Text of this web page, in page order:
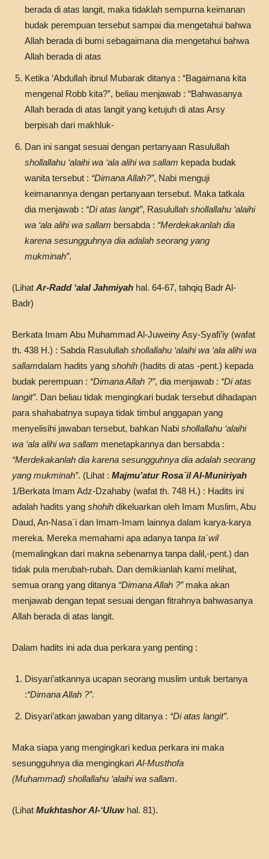
berada di atas langit, maka tidaklah sempurna keimanan
budak perempuan tersebut sampai dia mengetahui bahwa
Allah berada di bumi sebagaimana dia mengetahui bahwa
Allah berada di atas
Ketika ‘Abdullah ibnul Mubarak ditanya : “Bagaimana kita
mengenal Robb kita?”, beliau menjawab : “Bahwasanya
Allah berada di atas langit yang ketujuh di atas Arsy
berpisah dari makhluk-
Dan ini sangat sesuai dengan pertanyaan Rasulullah
shollallahu ‘alaihi wa ‘ala alihi wa sallam kepada budak
wanita tersebut : “Dimana Allah?”, Nabi menguji
keimanannya dengan pertanyaan tersebut. Maka tatkala
dia menjawab : “Di atas langit”, Rasulullah shollallahu ‘alaihi
wa ‘ala alihi wa sallam bersabda : “Merdekakanlah dia
karena sesungguhnya dia adalah seorang yang
mukminah”.
(Lihat Ar-Radd ‘alal Jahmiyah hal. 64-67, tahqiq Badr Al-
Badr)
Berkata Imam Abu Muhammad Al-Juweiny Asy-Syafi’iy (wafat
th. 438 H.) : Sabda Rasulullah shollallahu ‘alaihi wa ‘ala alihi wa
sallamdalam hadits yang shohih (hadits di atas -pent.) kepada
budak perempuan : “Dimana Allah ?”, dia menjawab : “Di atas
langit”. Dan beliau tidak mengingkari budak tersebut dihadapan
para shahabatnya supaya tidak timbul anggapan yang
menyelisihi jawaban tersebut, bahkan Nabi shollallahu ‘alaihi
wa ‘ala alihi wa sallam menetapkannya dan bersabda :
“Merdekakanlah dia karena sesungguhnya dia adalah seorang
yang mukminah”. (Lihat : Majmu’atur Rosa`il Al-Muniriyah
1/Berkata Imam Adz-Dzahaby (wafat th. 748 H.) : Hadits ini
adalah hadits yang shohih dikeluarkan oleh Imam Muslim, Abu
Daud, An-Nasa`i dan Imam-Imam lainnya dalam karya-karya
mereka. Mereka memahami apa adanya tanpa ta`wil
(memalingkan dari makna sebenarnya tanpa dalil,-pent.) dan
tidak pula merubah-rubah. Dan demikianlah kami melihat,
semua orang yang ditanya “Dimana Allah ?”maka akan
menjawab dengan tepat sesuai dengan fitrahnya bahwasanya
Allah berada di atas langit.
Dalam hadits ini ada dua perkara yang penting :
Disyari’atkannya ucapan seorang muslim untuk bertanya
:“Dimana Allah ?”.
Disyari’atkan jawaban yang ditanya : “Di atas langit”.
Maka siapa yang mengingkari kedua perkara ini maka
sesungguhnya dia mengingkari Al-Musthofa
(Muhammad) shollallahu ‘alaihi wa sallam.
(Lihat Mukhtashor Al-‘Uluwhal. 81).